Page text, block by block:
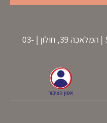
מיי טריפ בע"מ | ח.פ 515315067 | המלאכה 39, חולון | 03-